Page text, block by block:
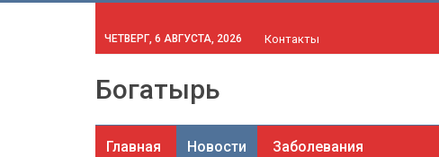
ЧЕТВЕРГ, 6 АВГУСТА, 2026 Контакты
Богатырь
Главная Новости Заболевания